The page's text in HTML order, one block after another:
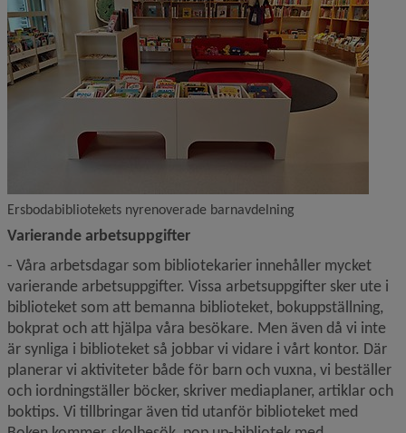
Ersbodabibliotekets nyrenoverade barnavdelning
Varierande arbetsuppgifter
- Våra arbetsdagar som bibliotekarier innehåller mycket
varierande arbetsuppgifter. Vissa arbetsuppgifter sker ute i
biblioteket som att bemanna biblioteket, bokuppställning,
bokprat och att hjälpa våra besökare. Men även då vi inte
är synliga i biblioteket så jobbar vi vidare i vårt kontor. Där
planerar vi aktiviteter både för barn och vuxna, vi beställer
och iordningställer böcker, skriver mediaplaner, artiklar och
boktips. Vi tillbringar även tid utanför biblioteket med